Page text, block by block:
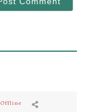
Offline